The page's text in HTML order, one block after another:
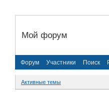
Мой форум
Форум Участники Поиск
Активные темы